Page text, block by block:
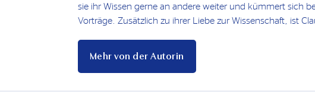
sie ihr Wissen gerne an andere weiter und kümmert sich
Vorträge. Zusätzlich zu ihrer Liebe zur Wissenschaft, ist
Mehr von der Autorin